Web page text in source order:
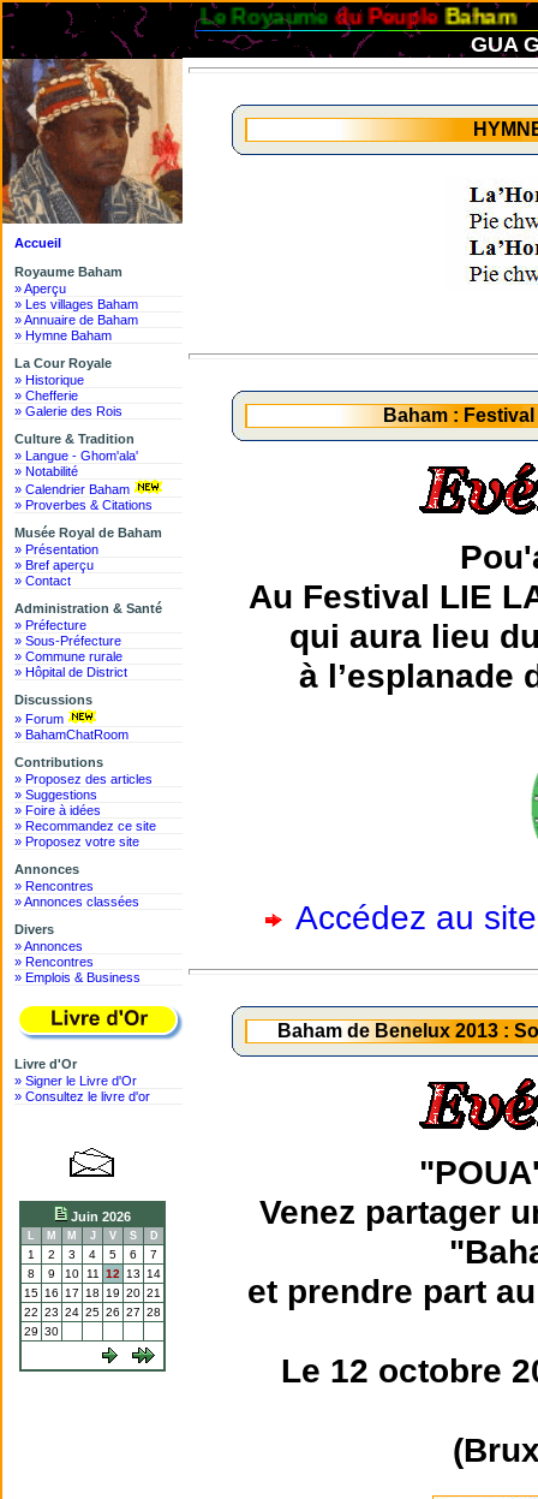
Le Royaumedu PeupleBaham
GUA
Accueil
Royaume Baham
» Aperçu
» Les villages Baham
» Annuaire de Baham
» Hymne Baham
La Cour Royale
» Historique
» Chefferie
» Galerie des Rois
Culture & Tradition
» Langue - Ghom'ala'
» Notabilité
» Calendrier Baham
» Proverbes & Citations
Musée Royal de Baham
» Présentation
» Bref aperçu
» Contact
Administration & Santé
» Préfecture
» Sous-Préfecture
» Commune rurale
» Hôpital de District
Discussions
» Forum
» BahamChatRoom
Contributions
» Proposez des articles
» Suggestions
» Foire à idées
» Recommandez ce site
» Proposez votre site
Annonces
» Rencontres
» Annonces classées
Divers
» Annonces
» Rencontres
» Emplois & Business
Livre d'Or
» Signer le Livre d'Or
» Consultez le livre d'or
Juin 2026
L M M J V S D
1 2 3 4 5 6
7
8
9 10 11 12 13
14
15 16 17 18 19 20 21
22 23 24 25 26 27 28
29 30
Baham :
Au Festival LIE
qui aura lieu
à l’esplanade
Accédez au
Baham de Benelux 2013 :
Venez partager
et prendre part
Le 12 octobre